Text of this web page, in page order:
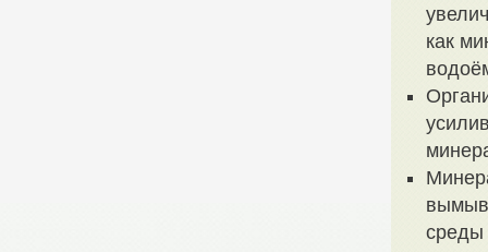
как
среды